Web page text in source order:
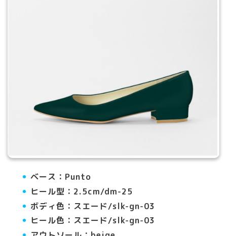
ベース：Punto
ヒール型：2.5cm/dm-25
ボディ色：スエード/slk-gn-03
ヒール色：スエード/slk-gn-03